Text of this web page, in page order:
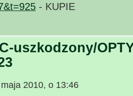
- KUPIE
uszkodzony/
2010, o 13:46